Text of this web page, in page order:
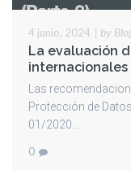
4 junio, 2024 | by
La evaluación
internacionales
Las
Protección de
01/2020...
0